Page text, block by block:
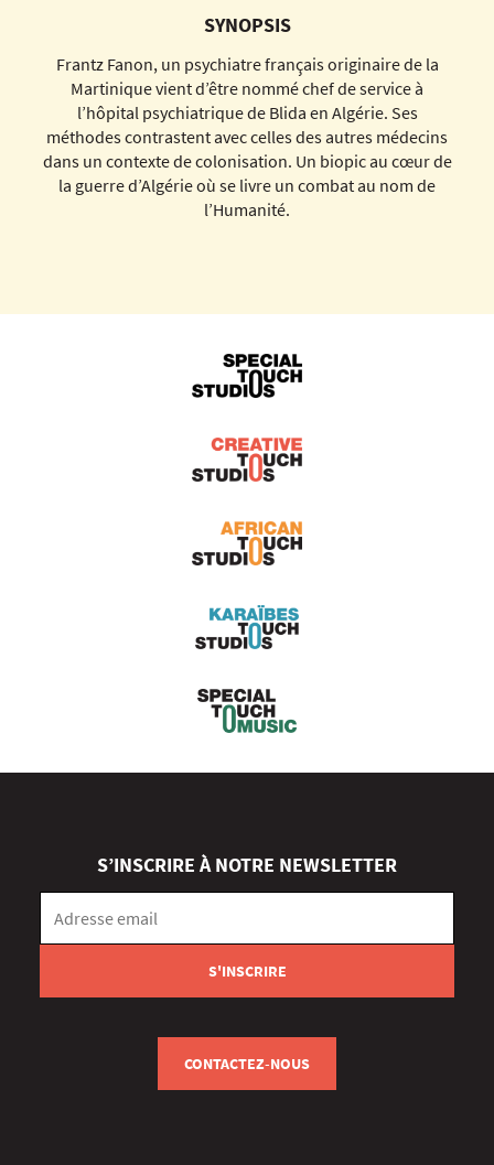
SYNOPSIS
Frantz Fanon, un psychiatre français originaire de la
Martinique vient d’être nommé chef de service à
l’hôpital psychiatrique de Blida en Algérie. Ses
méthodes contrastent avec celles des autres médecins
dans un contexte de colonisation. Un biopic au cœur de
la guerre d’Algérie où se livre un combat au nom de
l’Humanité.
S’INSCRIRE À NOTRE NEWSLETTER
CONTACTEZ-NOUS